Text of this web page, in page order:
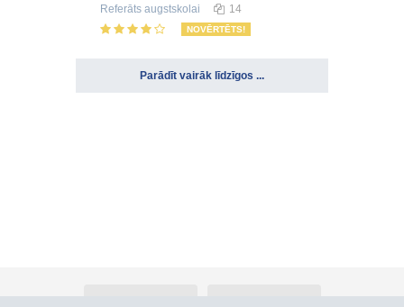
Referāts augstskolai 14
NOVĒRTĒTS!
Parādīt vairāk līdzīgos ...